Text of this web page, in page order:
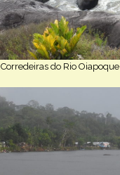
Corredeiras do Rio Oiapoque